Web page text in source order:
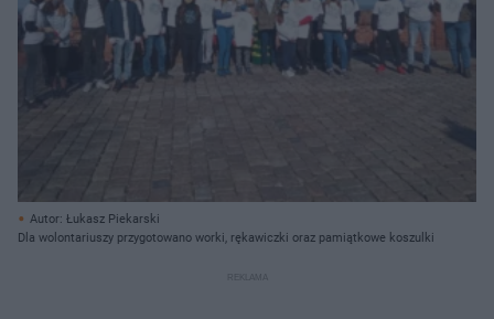
Autor: Łukasz Piekarski
Dla wolontariuszy przygotowano worki, rękawiczki oraz pamiątkowe koszulki